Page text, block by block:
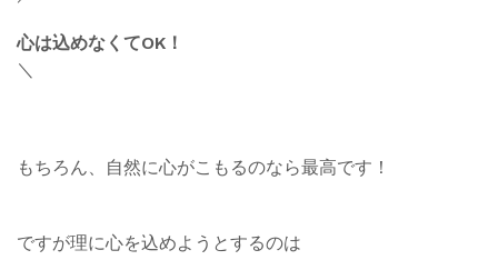
心は込めなくてOK！
＼
もちろん、自然に心がこもるのなら最高です！
ですが理に心を込めようとするのは